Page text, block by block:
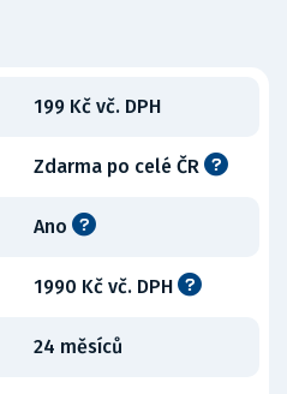
199 Kč vč. DPH
Zdarma po celé ČR
Ano
1990 Kč vč. DPH
24 měsíců